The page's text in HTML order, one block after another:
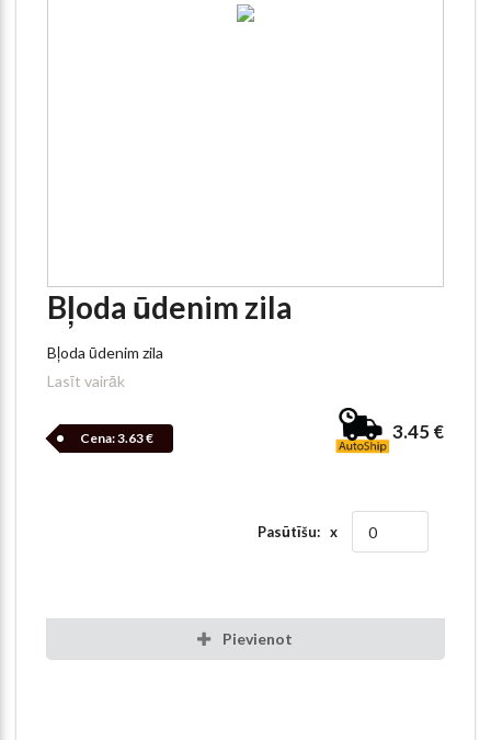
Bļoda ūdenim zila
Bļoda ūdenim zila
Lasīt vairāk
Cena:3.63 € 3.45 €
Pasūtīšu: x
Pievienot